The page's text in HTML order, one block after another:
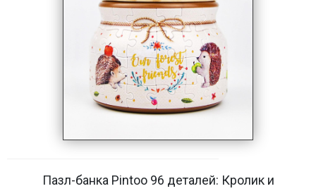
Пазл-банка Pintoo 96 деталей: Кролик и